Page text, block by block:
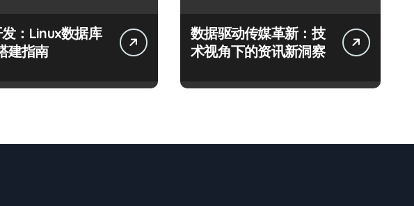
发：Linux数据库
建指南
数据驱动传媒革新：技
术视角下的资讯新洞察